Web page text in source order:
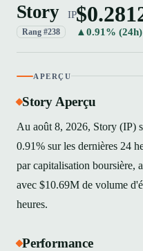
Story IP
Rang #238 ▲0.91% (24h)
APERÇU
Story Aperçu
Au août 8, 2026, Story (IP)
0.91% sur les dernières 24
par capitalisation boursière,
avec $10.69M de volume
heures.
Performance